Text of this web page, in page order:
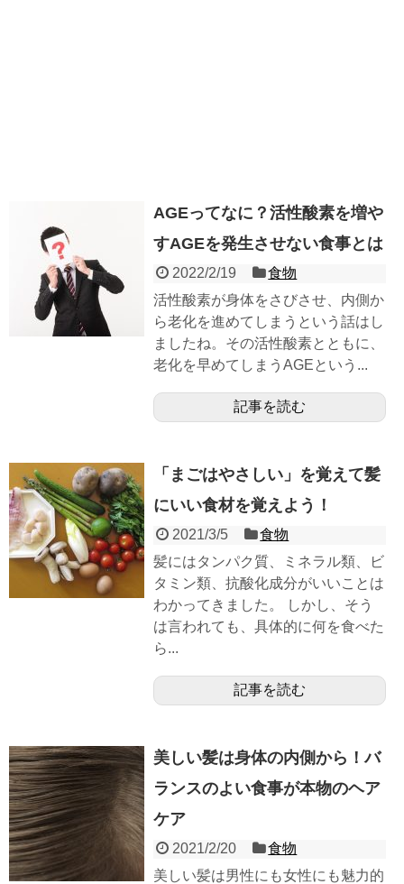
AGEってなに？活性酸素を増や
すAGEを発生させない食事とは
2022/2/19
食物
活性酸素が身体をさびさせ、内側か
ら老化を進めてしまうという話はし
ましたね。その活性酸素とともに、
老化を早めてしまうAGEという...
記事を読む
「まごはやさしい」を覚えて髪
にいい食材を覚えよう！
2021/3/5
食物
髪にはタンパク質、ミネラル類、ビ
タミン類、抗酸化成分がいいことは
わかってきました。 しかし、そう
は言われても、具体的に何を食べた
ら...
記事を読む
美しい髪は身体の内側から！バ
ランスのよい食事が本物のヘア
ケア
2021/2/20
食物
美しい髪は男性にも女性にも魅力的